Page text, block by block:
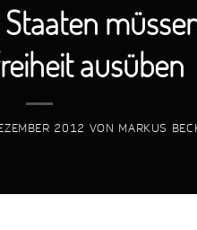
Staaten
ausüben
2012 VON MARKUS